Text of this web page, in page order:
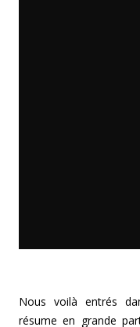
Nous voilà entrés
résume en grande